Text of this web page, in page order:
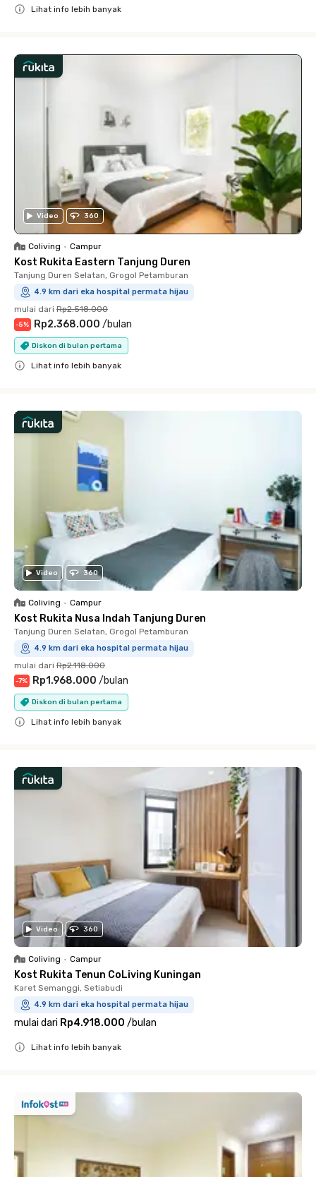
Lihat info lebih banyak
Video 360
Coliving • Campur
Kost Rukita Eastern Tanjung Duren
Tanjung Duren Selatan, Grogol Petamburan
4.9 km dari eka hospital permata hijau
mulai dari Rp2.518.000
-5% Rp2.368.000 /bulan
Diskon di bulan pertama
Lihat info lebih banyak
Video 360
Coliving • Campur
Kost Rukita Nusa Indah Tanjung Duren
Tanjung Duren Selatan, Grogol Petamburan
4.9 km dari eka hospital permata hijau
mulai dari Rp2.118.000
-7% Rp1.968.000 /bulan
Diskon di bulan pertama
Lihat info lebih banyak
Video 360
Coliving • Campur
Kost Rukita Tenun CoLiving Kuningan
Karet Semanggi, Setiabudi
4.9 km dari eka hospital permata hijau
mulai dari Rp4.918.000 /bulan
Lihat info lebih banyak